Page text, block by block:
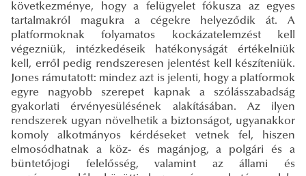
következménye, hogy a felügyelet fókusza az egyes
tartalmakról magukra a cégekre helyeződik át. A
platformoknak folyamatos kockázatelemzést kell
végezniük, intézkedéseik hatékonyságát értékelniük
kell, erről pedig rendszeresen jelentést kell készíteniük.
Jones rámutatott: mindez azt is jelenti, hogy a platformok
egyre nagyobb szerepet kapnak a szólásszabadság
gyakorlati érvényesülésének alakításában. Az ilyen
rendszerek ugyan növelhetik a biztonságot, ugyanakkor
komoly alkotmányos kérdéseket vetnek fel, hiszen
elmosódhatnak a köz- és magánjog, a polgári és a
büntetőjogi felelősség, valamint az állami és